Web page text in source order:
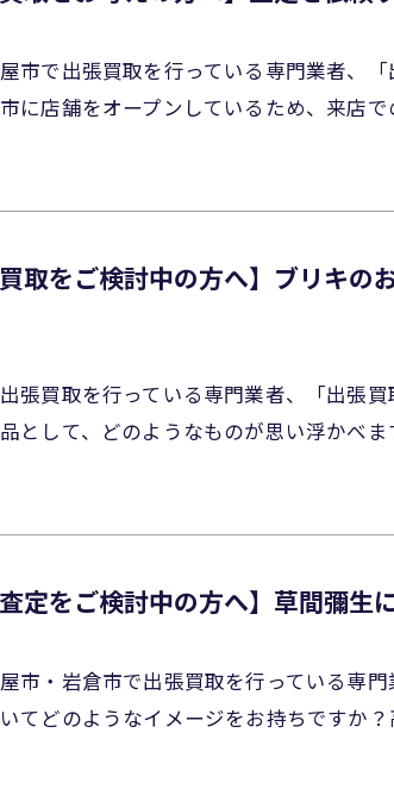
市で出張買取を行っている専門業者、「
に店舗をオープンしているため、来店
取をご検討中の方へ】ブリキの
張買取を行っている専門業者、「出張
として、どのようなものが思い浮かべ
定をご検討中の方へ】草間彌生
市・岩倉市で出張買取を行っている専
てどのようなイメージをお持ちですか